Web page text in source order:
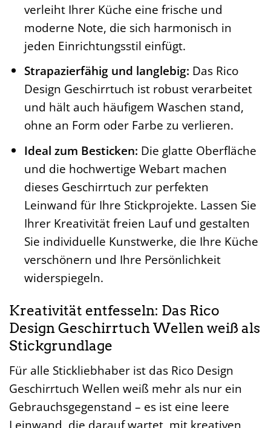
verleiht Ihrer Küche eine frische und
moderne Note, die sich harmonisch in
jeden Einrichtungsstil einfügt.
Strapazierfähig und langlebig: Das Rico
Design Geschirrtuch ist robust verarbeitet
und hält auch häufigem Waschen stand,
ohne an Form oder Farbe zu verlieren.
Ideal zum Besticken: Die glatte Oberfläche
und die hochwertige Webart machen
dieses Geschirrtuch zur perfekten
Leinwand für Ihre Stickprojekte. Lassen Sie
Ihrer Kreativität freien Lauf und gestalten
Sie individuelle Kunstwerke, die Ihre Küche
verschönern und Ihre Persönlichkeit
widerspiegeln.
Kreativität entfesseln: Das Rico
Design Geschirrtuch Wellen weiß als
Stickgrundlage
Für alle Stickliebhaber ist das Rico Design
Geschirrtuch Wellen weiß mehr als nur ein
Gebrauchsgegenstand – es ist eine leere